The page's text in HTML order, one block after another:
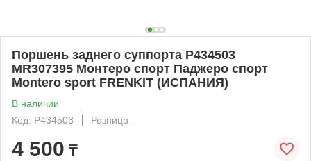
Поршень заднего суппорта P434503
MR307395 Монтеро спорт Паджеро спорт
Montero sport FRENKIT (ИСПАНИЯ)
В наличии
Код: P434503
Розница
4 500 ₸